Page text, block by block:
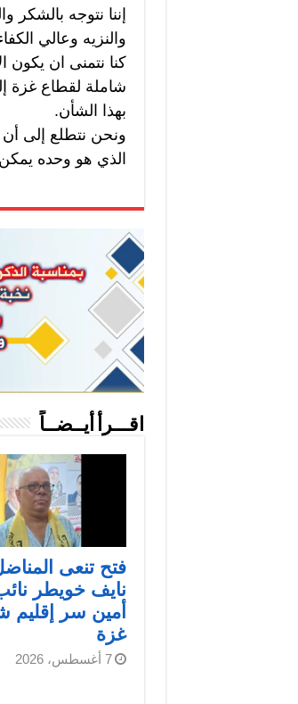
إننا نتوجه بالشكر
والنزيه وعالي
كنا نتمنى ان
شاملة لقطاع غزة
بهذا الشأن.
ونحن نتطلع إلى أن
الذي هو وحده
اقـــرأ أيــضــاً
فتح تنعى
نايف خويطر
أمين سر إقليم
غزة
7 أغسطس، 2026